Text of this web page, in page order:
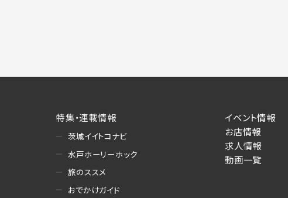
特集・連載情報
茨城イイトコナビ
水戸ホーリーホック
旅のススメ
おでかけガイド
イベント情報
お店情報
求人情報
動画一覧